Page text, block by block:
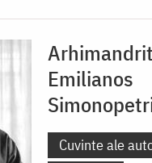
Emilianos
Cuvinte ale